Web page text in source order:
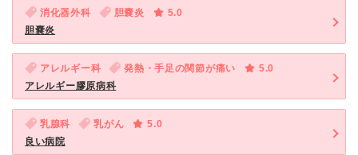
消化器外科 胆嚢炎
5.0
胆嚢炎
アレルギー科 発熱・手足の関節が痛い
5.0
アレルギー膠原病科
乳腺科 乳がん
5.0
良い病院